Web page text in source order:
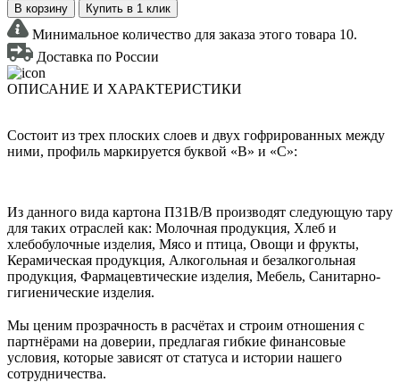
В корзину Купить в 1 клик
Минимальное количество для заказа этого товара 10.
Доставка по России
ОПИСАНИЕ И ХАРАКТЕРИСТИКИ
Состоит из трех плоских слоев и двух гофрированных между
ними, профиль маркируется буквой «В» и «С»:
Из данного вида картона П31В/B производят следующую тару
для таких отраслей как: Молочная продукция, Хлеб и
хлебобулочные изделия, Мясо и птица, Овощи и фрукты,
Керамическая продукция, Алкогольная и безалкогольная
продукция, Фармацевтические изделия, Мебель, Санитарно-
гигиенические изделия.
Мы ценим прозрачность в расчётах и строим отношения с
партнёрами на доверии, предлагая гибкие финансовые
условия, которые зависят от статуса и истории нашего
сотрудничества.